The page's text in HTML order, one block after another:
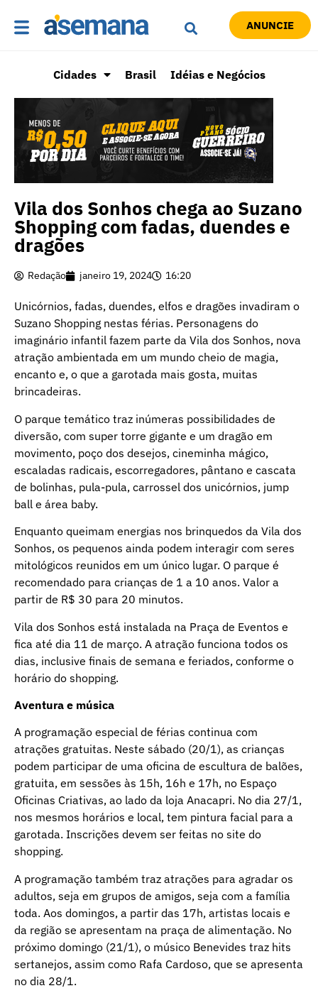
ANUNCIE
Cidades Brasil Idéias e Negócios
Vila dos Sonhos chega ao Suzano
Shopping com fadas, duendes e
dragões
Redação janeiro 19, 2024 16:20
Unicórnios, fadas, duendes, elfos e dragões invadiram o
Suzano Shopping nestas férias. Personagens do
imaginário infantil fazem parte da Vila dos Sonhos, nova
atração ambientada em um mundo cheio de magia,
encanto e, o que a garotada mais gosta, muitas
brincadeiras.
O parque temático traz inúmeras possibilidades de
diversão, com super torre gigante e um dragão em
movimento, poço dos desejos, cineminha mágico,
escaladas radicais, escorregadores, pântano e cascata
de bolinhas, pula-pula, carrossel dos unicórnios, jump
ball e área baby.
Enquanto queimam energias nos brinquedos da Vila dos
Sonhos, os pequenos ainda podem interagir com seres
mitológicos reunidos em um único lugar. O parque é
recomendado para crianças de 1 a 10 anos. Valor a
partir de R$ 30 para 20 minutos.
Vila dos Sonhos está instalada na Praça de Eventos e
fica até dia 11 de março. A atração funciona todos os
dias, inclusive finais de semana e feriados, conforme o
horário do shopping.
Aventura e música
A programação especial de férias continua com
atrações gratuitas. Neste sábado (20/1), as crianças
podem participar de uma oficina de escultura de balões,
gratuita, em sessões às 15h, 16h e 17h, no Espaço
Oficinas Criativas, ao lado da loja Anacapri. No dia 27/1,
nos mesmos horários e local, tem pintura facial para a
garotada. Inscrições devem ser feitas no site do
shopping.
A programação também traz atrações para agradar os
adultos, seja em grupos de amigos, seja com a família
toda. Aos domingos, a partir das 17h, artistas locais e
da região se apresentam na praça de alimentação. No
próximo domingo (21/1), o músico Benevides traz hits
sertanejos, assim como Rafa Cardoso, que se apresenta
no dia 28/1.